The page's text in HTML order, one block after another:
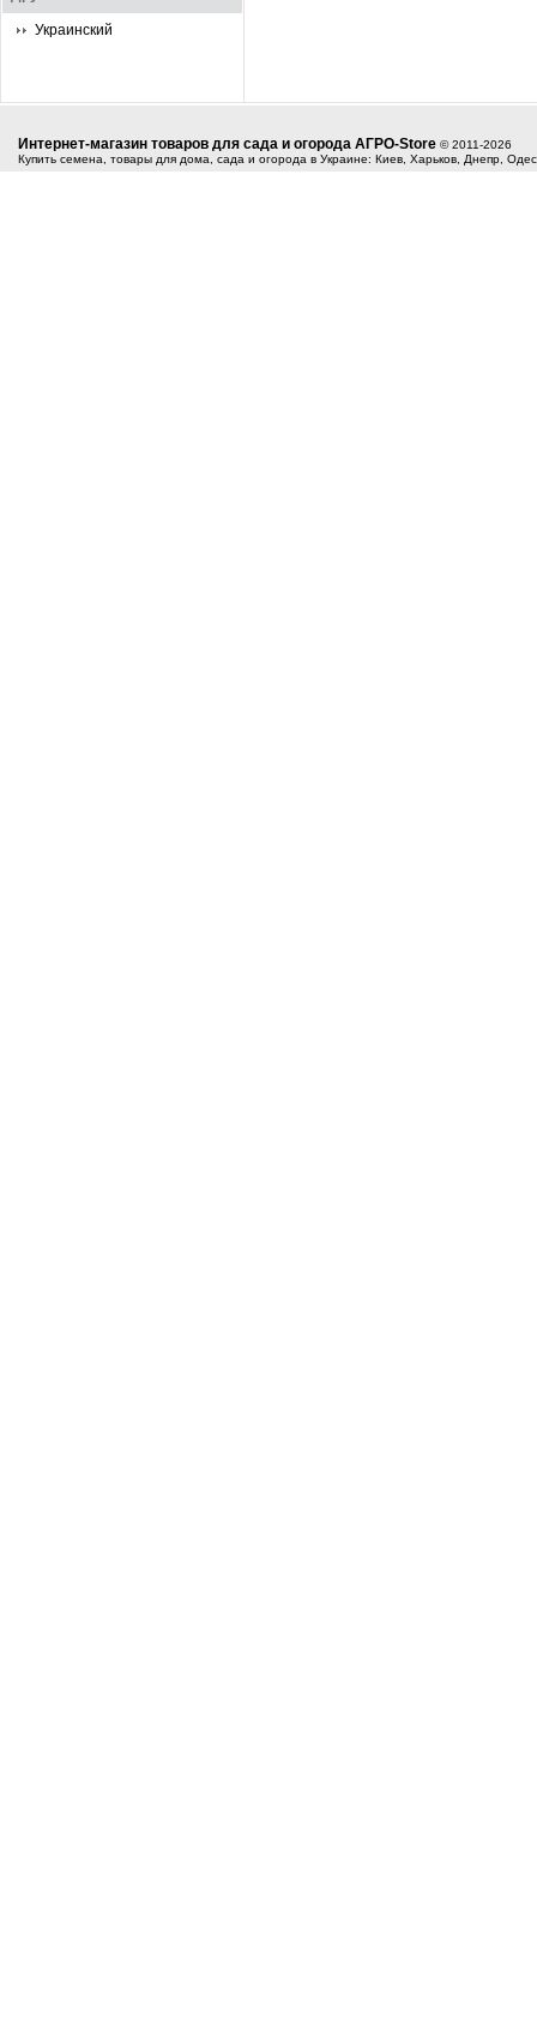
Украинский
Интернет-магазин товаров для сада и огорода АГРО-Store © 2011-2026
Купить семена, товары для дома, сада и огорода в Украине: Киев, Харьков, Днепр,